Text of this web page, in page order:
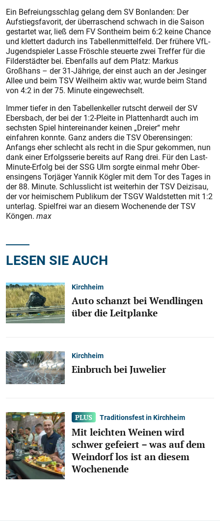
Ein Befreiungsschlag gelang dem SV Bonlanden: Der
Aufstiegsfavorit, der überraschend schwach in die Saison
gestartet war, ließ dem FV Sontheim beim 6:2 keine Chance
und klettert dadurch ins Tabellenmittelfeld. Der frühere VfL-
Jugendspieler Lasse Fröschle steuerte zwei Treffer für die
Filderstädter bei. Ebenfalls auf dem Platz: Markus
Großhans – der 31-Jährige, der einst auch an der Jesinger
Allee und beim TSV Weilheim aktiv war, wurde beim Stand
von 4:2 in der 75. Minute eingewechselt.
Immer tiefer in den Tabellen­keller rutscht derweil der SV
Ebersbach, der bei der 1:2-Pleite in Plattenhardt auch im
sechsten Spiel hintereinander keinen „Dreier“ mehr
einfahren ­konnte. Ganz anders die TSV Oberensingen:
Anfangs eher schlecht als recht in die Spur gekommen, nun
dank einer Erfolgsserie bereits auf Rang drei. Für den Last-
Minute-Erfolg bei der SSG Ulm sorgte einmal mehr Ober­
ensingens Torjäger Yannik Kögler mit dem Tor des Tages in
der 88. Minute. Schlusslicht ist weiterhin der TSV Deizisau,
der vor heimischem Publikum der TSGV Waldstetten mit 1:2
unterlag. Spielfrei war an diesem Wochenende der TSV
Köngen. max
LESEN SIE AUCH
Kirchheim
Auto schanzt bei Wendlingen
über die Leitplanke
Kirchheim
Einbruch bei Juwelier
Traditionsfest in Kirchheim
Mit leichten Weinen wird
schwer gefeiert – was auf dem
Weindorf los ist an diesem
Wochenende